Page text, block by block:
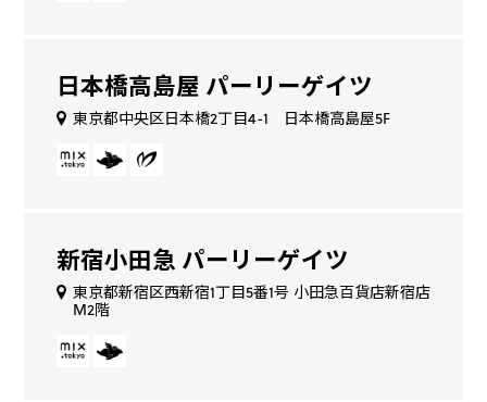
日本橋高島屋 パーリーゲイツ
東京都中央区日本橋2丁目4-1 日本橋高島屋5F
新宿小田急 パーリーゲイツ
東京都新宿区西新宿1丁目5番1号 小田急百貨店新宿店
M2階